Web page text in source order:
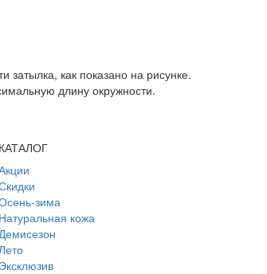
как показано на рисунке.
длину окружности.
КАТАЛОГ
зима
Натуральная кожа
Эксклюзив